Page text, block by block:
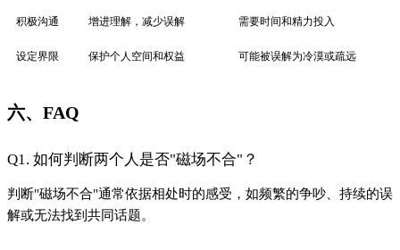
积极沟通 增进理解，减少误解 需要时间和精力投入
设定界限 保护个人空间和权益 可能被误解为冷漠或疏远
六、FAQ
Q1. 如何判断两个人是否"磁场不合"？
判断"磁场不合"通常依据相处时的感受，如频繁的争吵、持续的误
解或无法找到共同话题。